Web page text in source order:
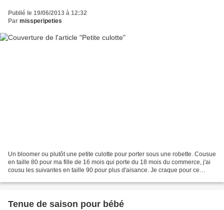
Publié le 19/06/2013 à 12:32
Par missperipeties
Un bloomer ou plutôt une petite culotte pour porter sous une robette. Cousue
en taille 80 pour ma fille de 16 mois qui porte du 18 mois du commerce, j'ai
cousu les suivantes en taille 90 pour plus d'aisance. Je craque pour ce
Tenue de saison pour bébé